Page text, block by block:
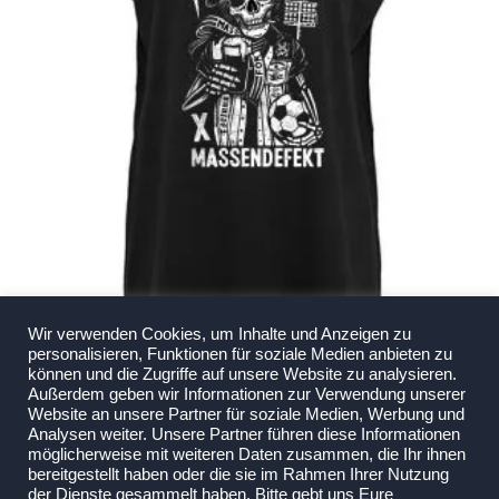
gewählt
werden
F95 x MD – „Loose fit tee“ schwarz Damen (Last Edition)
25,00
Enthält 19% MwSt.
zzgl.Versand
Lieferzeit: ca. 3-4 Werktage
Bei Lieferungen in Nicht-EU-Länder können zusätzliche Zölle, Steuern und Gebühren
Wir verwenden Cookies, um Inhalte und Anzeigen zu
personalisieren, Funktionen für soziale Medien anbieten zu
können und die Zugriffe auf unsere Website zu analysieren.
Außerdem geben wir Informationen zur Verwendung unserer
Website an unsere Partner für soziale Medien, Werbung und
Analysen weiter. Unsere Partner führen diese Informationen
möglicherweise mit weiteren Daten zusammen, die Ihr ihnen
bereitgestellt haben oder die sie im Rahmen Ihrer Nutzung
der Dienste gesammelt haben. Bitte gebt uns Eure